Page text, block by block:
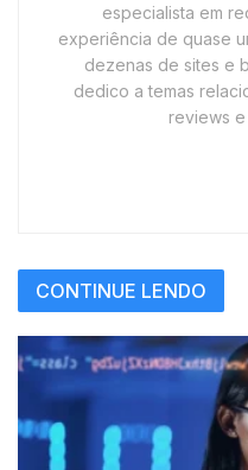
especialista em
experiência de quase
dezenas de sites e
dedico a temas
reviews
CONTINUE LENDO